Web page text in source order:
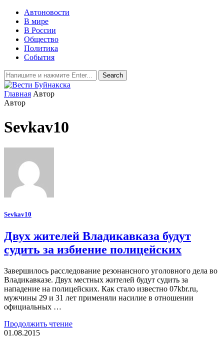
Автоновости
В мире
В России
Общество
Политика
События
Главная Автор
Автор
Sevkav10
Sevkav10
Двух жителей Владикавказа будут
судить за избиение полицейских
Завершилось расследование резонансного уголовного дела во
Владикавказе. Двух местных жителей будут судить за
нападение на полицейских. Как стало известно 07kbr.ru,
мужчины 29 и 31 лет применяли насилие в отношении
официальных …
Продолжить чтение
01.08.2015